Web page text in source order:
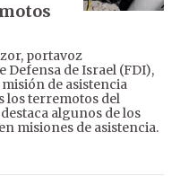
portavoz
Defensa de Israel (FDI),
de asistencia
los terremotos del
algunos de los
misiones de asistencia.